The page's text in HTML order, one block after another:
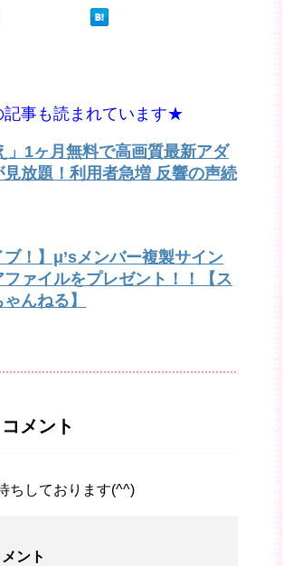
事も読まれています★
」1ヶ月無料で高画質最新アダ
放題！利用者急増 反響の声続
ブ！】μ’sメンバー複製サイン
ファイルをプレゼント！！【ス
んねる】
コメント
ちしております(^^)
ント